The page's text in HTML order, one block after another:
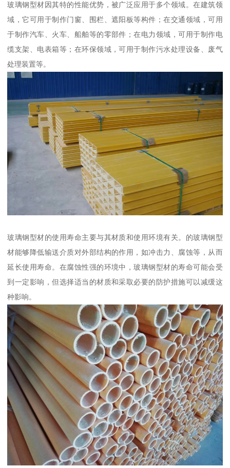
玻璃钢型材因其特的性能优势，被广泛应用于多个领域。在建筑领
域，它可用于制作门窗、围栏、遮阳板等构件；在交通领域，可用
于制作汽车、火车、船舶等的零部件；在电力领域，可用于制作电
缆支架、电表箱等；在环保领域，可用于制作污水处理设备、废气
处理装置等。
玻璃钢型材的使用寿命主要与其材质和使用环境有关。的玻璃钢型
材能够降低输送介质对外部结构的作用，如冲击力、腐蚀等，从而
延长使用寿命。在腐蚀性强的环境中，玻璃钢型材的寿命可能会受
到一定影响，但选择适当的材质和采取必要的防护措施可以减缓这
种影响。